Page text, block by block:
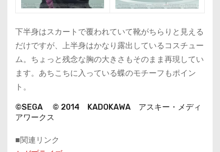
下半身はスカートで覆われていて靴がちらりと見える
だけですが、上半身はかなり露出しているコスチュー
ム。ちょっと残念な胸の大きさもそのまま再現してい
ます。あちこちに入っている蝶のモチーフもポイン
ト。
©SEGA © 2014 KADOKAWA アスキー・メディ
アワークス
■関連リンク